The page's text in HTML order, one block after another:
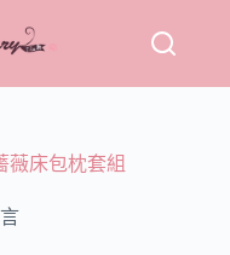
薇床包枕套組